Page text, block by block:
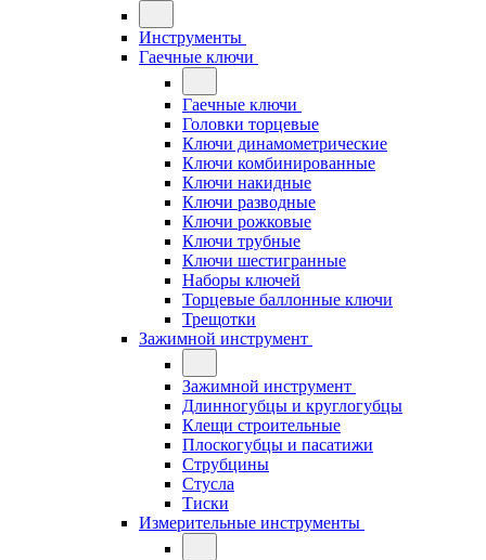
Инструменты
Гаечные ключи
Гаечные ключи
Головки торцевые
Ключи динамометрические
Ключи комбинированные
Ключи накидные
Ключи разводные
Ключи рожковые
Ключи трубные
Ключи шестигранные
Наборы ключей
Торцевые баллонные ключи
Трещотки
Зажимной инструмент
Зажимной инструмент
Длинногубцы и круглогубцы
Клещи строительные
Плоскогубцы и пасатижи
Струбцины
Стусла
Тиски
Измерительные инструменты